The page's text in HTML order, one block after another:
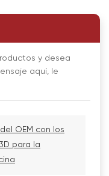
y desea
aquí, le
OEM con los
para la